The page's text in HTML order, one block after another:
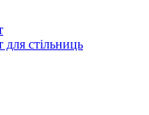
стільниць